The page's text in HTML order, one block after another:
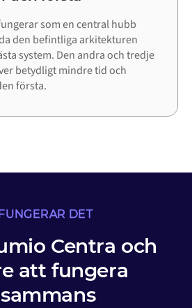
som en central hubb
den befintliga arkitekturen
system. Den andra och tredje
betydligt mindre tid och
första.
DET
Centra och
att fungera